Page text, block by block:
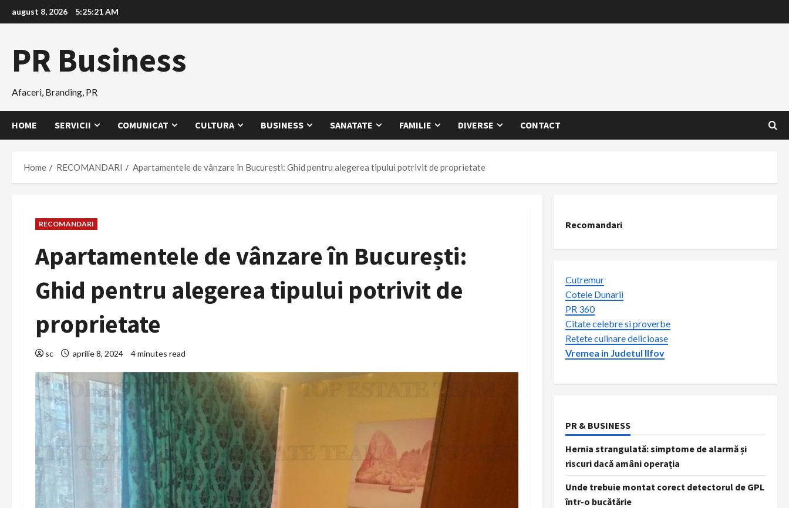
to
august 8, 2026 5:25:22 AM
PR Business
Afaceri, Branding, PR
HOME SERVICII COMUNICAT CULTURA BUSINESS SANATATE FAMILIE DIVERSE CONTACT
Home RECOMANDARI Apartamentele de vânzare în București: Ghid pentru alegerea tipului potrivit de proprietate
RECOMANDARI
Apartamentele de vânzare în București:
Ghid pentru alegerea tipului potrivit de
proprietate
sc aprilie 8, 2024 4 minutes read
Recomandari
Cutremur
Cotele Dunarii
PR 360
Citate celebre si proverbe
Rețete culinare delicioase
Vremea in Judetul Ilfov
PR & BUSINESS
Hernia strangulată: simptome de alarmă și
riscuri dacă amâni operația
Unde trebuie montat corect detectorul de GPL
într-o bucătărie